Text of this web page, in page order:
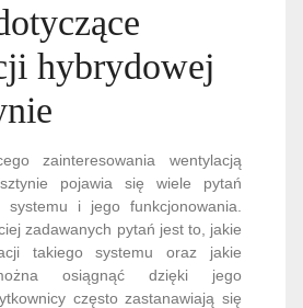
hybrydowej
zainteresowania wentylacją
pojawia się wiele pytań
systemu i jego funkcjonowania.
zadawanych pytań jest to, jakie
takiego systemu oraz jakie
osiągnąć dzięki jego
często zastanawiają się